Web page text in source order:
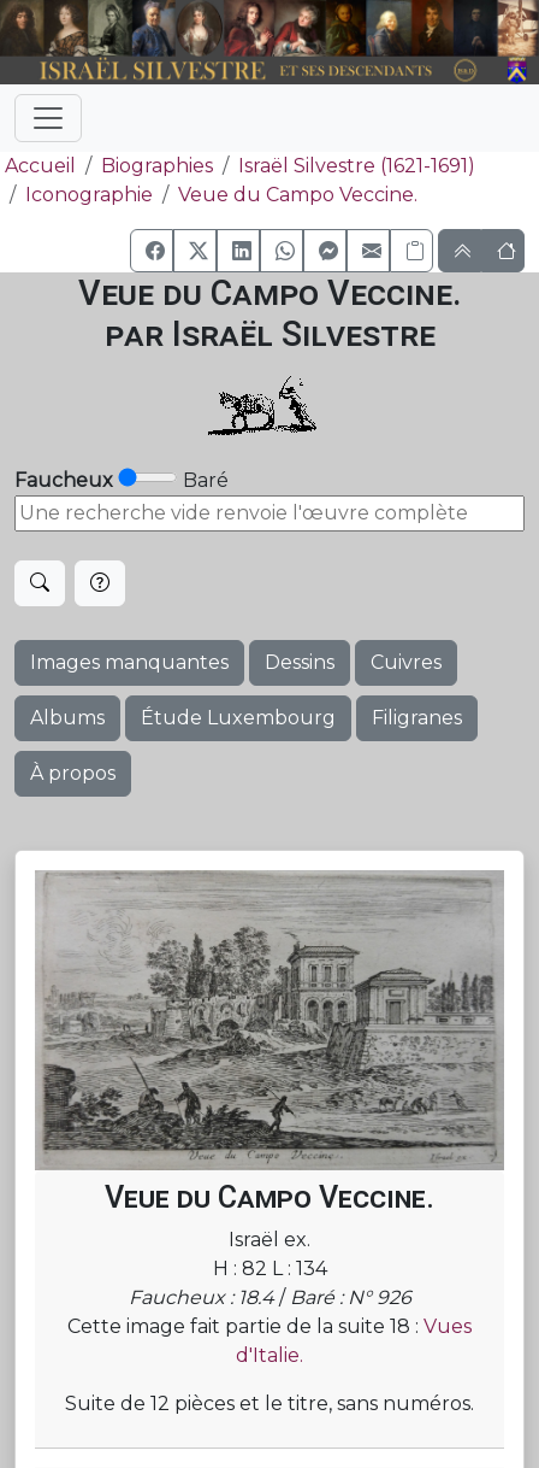
Accueil Biographies
Israël Silvestre (1621-1691)
Iconographie
Veue du Campo Veccine.
Veue du Campo Veccine.
par Israël Silvestre
Faucheux Baré
Images manquantes Dessins Cuivres
Albums Étude Luxembourg Filigranes
À propos
Veue du Campo Veccine.
Israël ex.
H : 82 L : 134
Faucheux : 18.4/ Baré : N° 926
Cette image fait partie de la suite 18 : Vues
d'Italie.
Suite de 12 pièces et le titre, sans numéros.